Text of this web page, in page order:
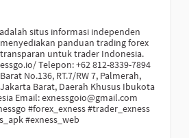
adalah situs informasi independen
panduan trading forex
untuk trader Indonesia.
Telepon: +62 812-8339-7894
No.136, RT.7/RW 7, Palmerah,
Barat, Daerah Khusus Ibukota
Email: exnessgoio@gmail.com
#forex_exness #trader_exness
#exness_web